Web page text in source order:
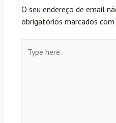
O seu endereço de email
obrigatórios marcados com